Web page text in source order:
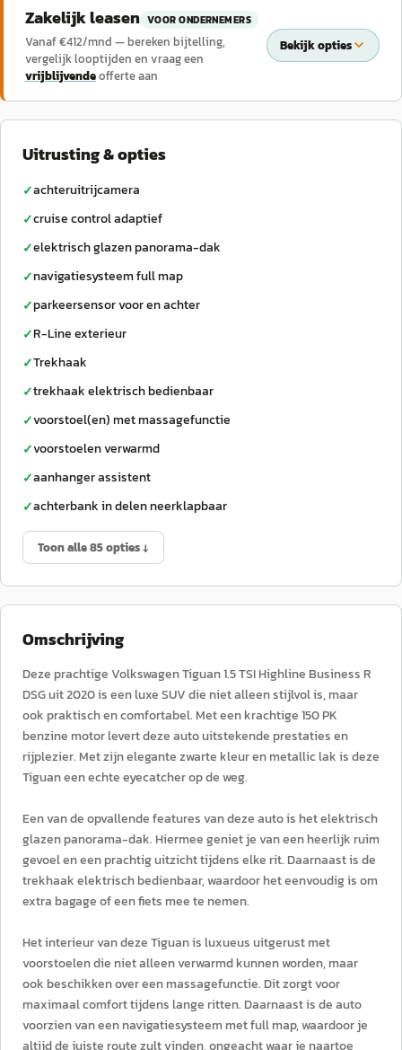
Zakelijk leasen VOOR ONDERNEMERS
Vanaf €412/mnd — bereken bijtelling,
vergelijk looptijden en vraag een
vrijblijvendeofferte aan
Bekijk opties
Uitrusting & opties
✓achteruitrijcamera
✓cruise control adaptief
✓elektrisch glazen panorama-dak
✓navigatiesysteem full map
✓parkeersensor voor en achter
✓R-Line exterieur
✓Trekhaak
✓trekhaak elektrisch bedienbaar
✓voorstoel(en) met massagefunctie
✓voorstoelen verwarmd
✓aanhanger assistent
✓achterbank in delen neerklapbaar
Toon alle 85 opties ↓
Omschrijving
Deze prachtige Volkswagen Tiguan 1.5 TSI Highline Business R
DSG uit 2020 is een luxe SUV die niet alleen stijlvol is, maar
ook praktisch en comfortabel. Met een krachtige 150 PK
benzine motor levert deze auto uitstekende prestaties en
rijplezier. Met zijn elegante zwarte kleur en metallic lak is deze
Tiguan een echte eyecatcher op de weg.
Een van de opvallende features van deze auto is het elektrisch
glazen panorama-dak. Hiermee geniet je van een heerlijk ruim
gevoel en een prachtig uitzicht tijdens elke rit. Daarnaast is de
trekhaak elektrisch bedienbaar, waardoor het eenvoudig is om
extra bagage of een fiets mee te nemen.
Het interieur van deze Tiguan is luxueus uitgerust met
voorstoelen die niet alleen verwarmd kunnen worden, maar
ook beschikken over een massagefunctie. Dit zorgt voor
maximaal comfort tijdens lange ritten. Daarnaast is de auto
voorzien van een navigatiesysteem met full map, waardoor je
altijd de juiste route zult vinden, ongeacht waar je naartoe